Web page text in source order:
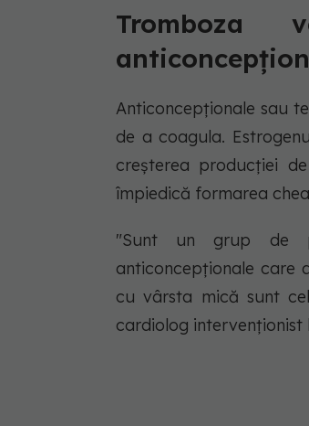
Tromboza
Anticoncepționale sau
de a coagula.
creșterea producției
împiedică formarea
"Sunt un grup de
anticoncepționale care
cu vârsta mică sunt
cardiolog intervenționist